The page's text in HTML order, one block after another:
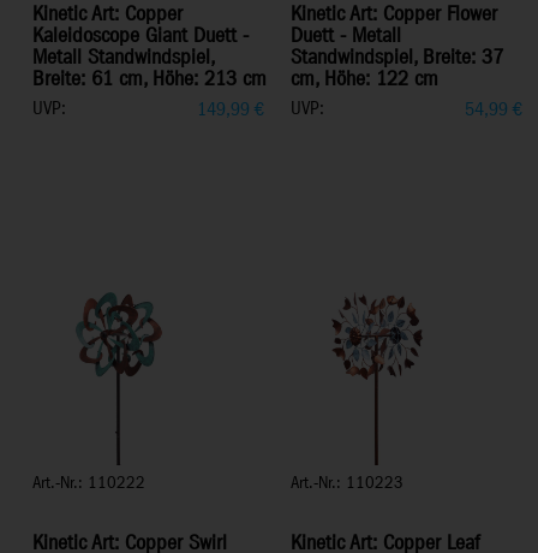
Kinetic Art: Copper
Kaleidoscope Giant Duett -
Metall Standwindspiel,
Breite: 61 cm, Höhe: 213 cm
UVP: 149,99 €
Kinetic Art: Copper Flower
Duett - Metall
Standwindspiel, Breite: 37
cm, Höhe: 122 cm
UVP: 54,99 €
Art.-Nr.: 110222
Kinetic Art: Copper Swirl
Art.-Nr.: 110223
Kinetic Art: Copper Leaf